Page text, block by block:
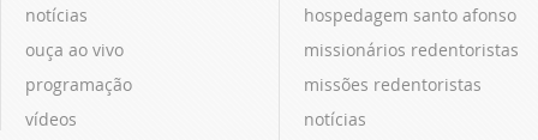
notícias
ouça ao vivo
programação
vídeos
hospedagem santo afonso
missionários redentoristas
missões redentoristas
notícias